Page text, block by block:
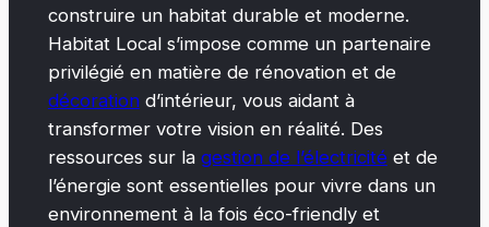
construire un habitat durable et moderne.
Habitat Local s’impose comme un partenaire
privilégié en matière de rénovation et de
décorationd’intérieur, vous aidant à
transformer votre vision en réalité. Des
ressources sur la gestion de l’électricité et de
l’énergie sont essentielles pour vivre dans un
environnement à la fois éco-friendly et